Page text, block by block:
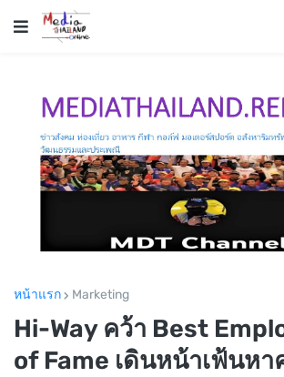
หน้าแรก Marketing
Hi-Way คว้า Best
of Fame เดินหน้าเฟ้นห